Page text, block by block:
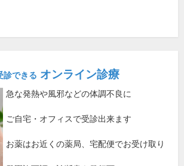
診できる オンライン診療
急な発熱や風邪などの体調不良に
ご自宅・オフィスで受診出来ます
お薬はお近くの薬局、宅配便でお受け取り